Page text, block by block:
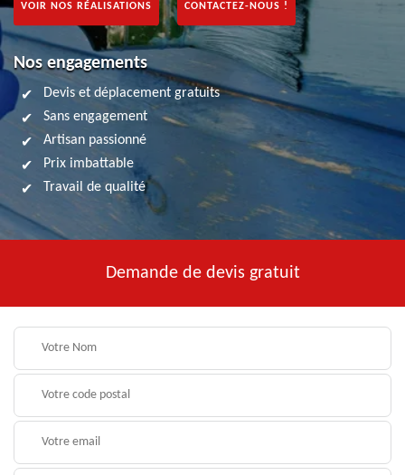
VOIR NOS RÉALISATIONS CONTACTEZ-NOUS !
Nos engagements
Devis et déplacement gratuits
Sans engagement
Artisan passionné
Prix imbattable
Travail de qualité
Demande de devis gratuit